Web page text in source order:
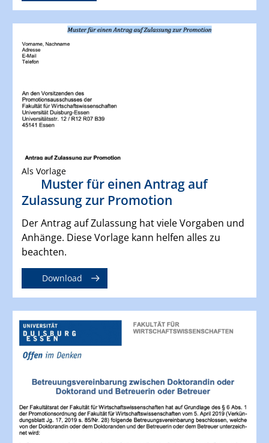
Als Vorlage
Muster für einen Antrag auf
Zulassung zur Promotion
Der Antrag auf Zulassung hat viele Vorgaben und
Anhänge. Diese Vorlage kann helfen alles zu
beachten.
Download